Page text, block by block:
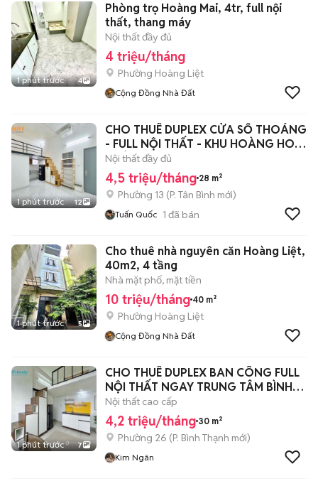
1 phút trước 4
Phòng trọ Hoàng Mai, 4tr, full nội
thất, thang máy
Nội thất đầy đủ
4 triệu/tháng
Phường Hoàng Liệt
Cộng Đồng Nhà Đất
1 phút trước 12
CHO THUÊ DUPLEX CỬA SỔ THOÁNG
- FULL NỘI THẤT - KHU HOÀNG HOA
THÁM
Nội thất đầy đủ
4,5 triệu/tháng 28 m²
Phường 13 (P. Tân Bình mới)
Tuấn Quốc 1 đã bán
1 phút trước 5
Cho thuê nhà nguyên căn Hoàng Liệt,
40m2, 4 tầng
Nhà mặt phố, mặt tiền
10 triệu/tháng 40 m²
Phường Hoàng Liệt
Cộng Đồng Nhà Đất
1 phút trước 7
CHO THUÊ DUPLEX BAN CÔNG FULL
NỘI THẤT NGAY TRUNG TÂM BÌNH
THẠNH
Nội thất cao cấp
4,2 triệu/tháng 30 m²
Phường 26 (P. Bình Thạnh mới)
Kim Ngân